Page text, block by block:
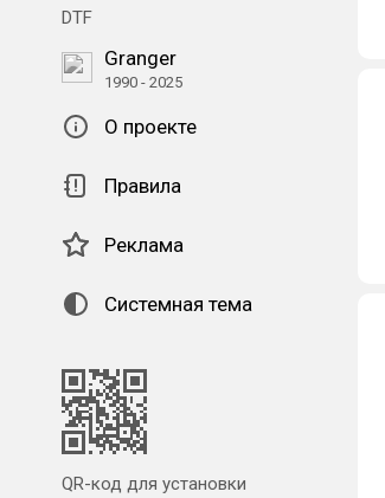
DTF
Granger
1990 - 2025
О проекте
Правила
Реклама
Системная тема
QR-код для установки